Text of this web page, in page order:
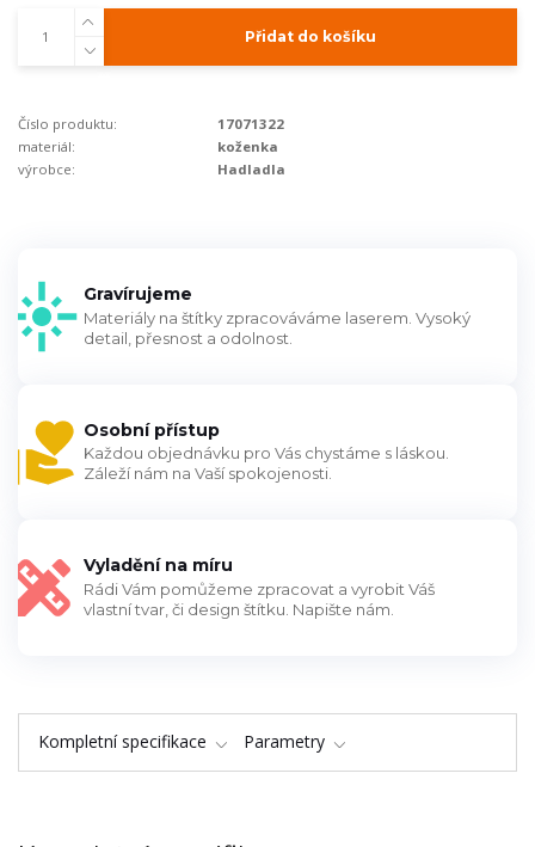
Přidat do košíku
Číslo produktu:
17071322
materiál:
koženka
výrobce:
Hadladla
Gravírujeme
Materiály na štítky zpracováváme laserem. Vysoký
detail, přesnost a odolnost.
Osobní přístup
Každou objednávku pro Vás chystáme s láskou.
Záleží nám na Vaší spokojenosti.
Vyladění na míru
Rádi Vám pomůžeme zpracovat a vyrobit Váš
vlastní tvar, či design štítku. Napište nám.
Kompletní specifikace Parametry